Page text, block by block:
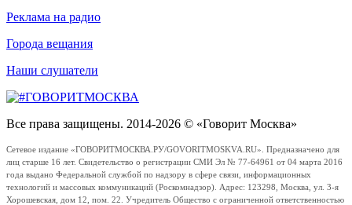
Реклама на радио
Города вещания
Наши слушатели
Все права защищены. 2014-2026 © «Говорит Москва»
Сетевое издание «ГОВОРИТМОСКВА.РУ/GOVORITMOSKVA.RU». Предназначено для
лиц старше 16 лет. Свидетельство о регистрации СМИ Эл № 77-64961 от 04 марта 2016
года выдано Федеральной службой по надзору в сфере связи, информационных
технологий и массовых коммуникаций (Роскомнадзор). Адрес: 123298, Москва, ул. 3-я
Хорошевская, дом 12, пом. 22. Учредитель Общество с ограниченной ответственностью